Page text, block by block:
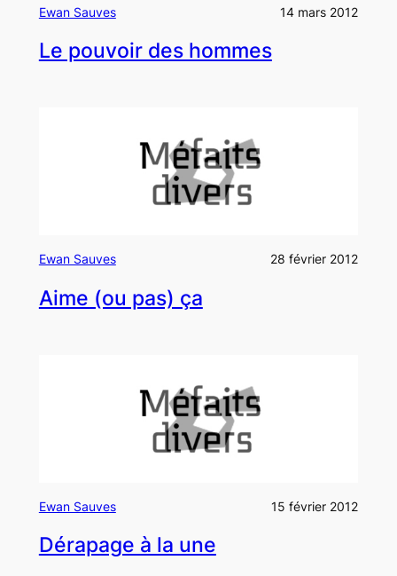
Ewan Sauves 14 mars 2012
Le pouvoir des hommes
Ewan Sauves 28 février 2012
Aime (ou pas) ça
Ewan Sauves 15 février 2012
Dérapage à la une